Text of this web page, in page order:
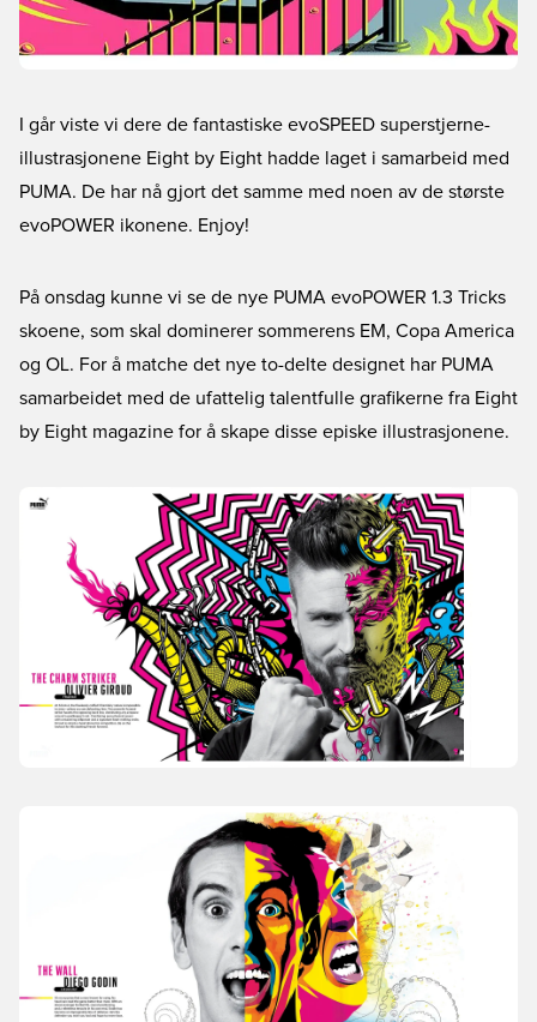
I går viste vi dere de fantastiske evoSPEED superstjerne-
illustrasjonene Eight by Eight hadde laget i samarbeid med
PUMA. De har nå gjort det samme med noen av de største
evoPOWER ikonene. Enjoy!
På onsdag kunne vi se de nye PUMA evoPOWER 1.3 Tricks
skoene, som skal dominerer sommerens EM, Copa America
og OL. For å matche det nye to-delte designet har PUMA
samarbeidet med de ufattelig talentfulle grafikerne fra Eight
by Eight magazine for å skape disse episke illustrasjonene.